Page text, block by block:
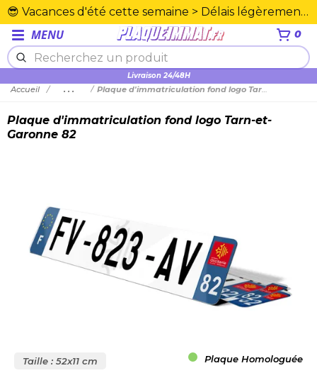
😎 Vacances d'été cette semaine > Délais légèrement rallongés. Merci☀️
MENU 0
Livraison 24/48H
Plexiglas en PMMA supérieure
Accueil ... Plaque d'immatriculation fond logo Tarn-et-Garonne 82
Plaque d'immatriculation fond logo Tarn-et-
Garonne 82
Taille : 52x11 cm Plaque Homologuée